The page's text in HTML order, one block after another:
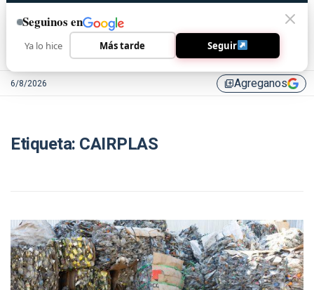
6/8/2026 library_addAgreganos
Etiqueta: CAIRPLAS
Seguinos en
Ya lo hice Más tarde Seguir